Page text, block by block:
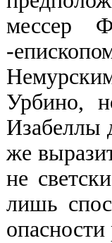
мессер
-
Урбино,
Изабеллы
же
не
лишь
опасности